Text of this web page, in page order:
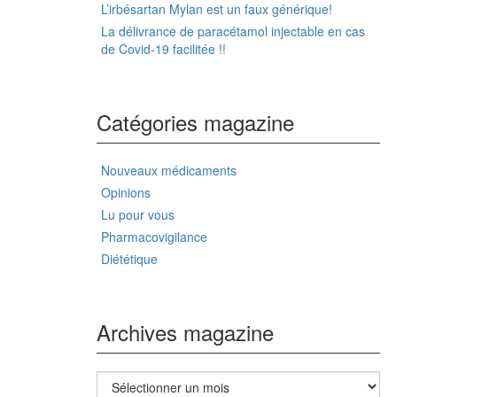
L’irbésartan Mylan est un faux générique!
La délivrance de paracétamol injectable en cas
de Covid-19 facilitée !!
Catégories magazine
Nouveaux médicaments
Opinions
Lu pour vous
Pharmacovigilance
Diététique
Archives magazine
Archives